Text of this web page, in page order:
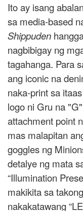
Ito ay isang
sa media-based
Shippuden
nagbibigay ng
tagahanga. Para
ang iconic na
naka-print sa
logo ni Gru na
attachment point
mas malapitan
goggles ng
detalye ng mata
“Illumination
makikita sa
nakakatawang